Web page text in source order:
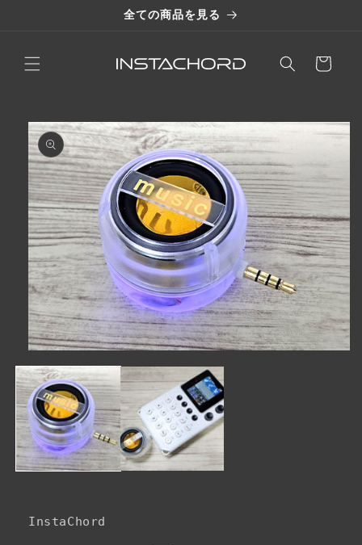
全ての商品を見る
ー
商品情
報にス
キップ
ー
ダ
ル
で
メ
デ
ィ
ア
開
く
InstaChord